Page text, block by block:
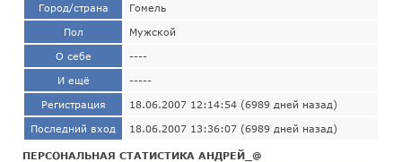
Город/страна Гомель
Пол Мужской
О себе ----
И ещё -----
Регистрация 18.06.2007 12:14:54 (6989 дней назад)
Последний вход 18.06.2007 13:36:07 (6989 дней назад)
ПЕРСОНАЛЬНАЯ СТАТИСТИКА АНДРЕЙ_@